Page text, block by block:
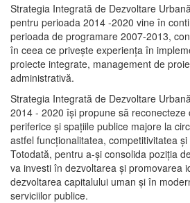
Strategia Integrată de Dezvoltare
pentru perioada 2014 -2020 vine în
perioada de programare 2007-2013,
în ceea ce priveşte experienţa în
proiecte integrate, management de
administrativă.
Strategia Integrată de Dezvoltare
2014 - 2020 își propune să
periferice şi spaţiile publice majore la
astfel funcţionalitatea, competitivitatea
Totodată, pentru a-şi consolida poziţia
va investi în dezvoltarea şi promovarea
dezvoltarea capitalului uman şi în
serviciilor publice.